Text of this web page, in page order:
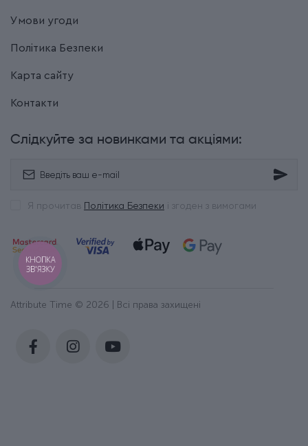
Умови угоди
Політика Безпеки
Карта сайту
Контакти
Слідкуйте за новинками та акціями:
Я прочитав Політика Безпеки і згоден з вимогами
Attribute Time © 2026 | Всі права захищені
КНОПКА
ЗВ'ЯЗКУ